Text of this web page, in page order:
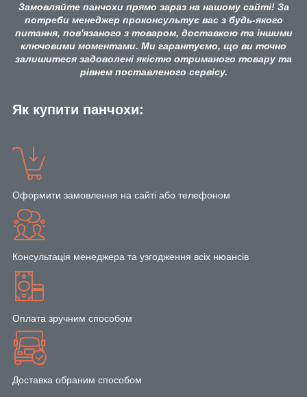
Замовляйте панчохи прямо зараз на нашому сайті! За
потреби менеджер проконсультує вас з будь-якого
питання, пов'язаного з товаром, доставкою та іншими
ключовими моментами. Ми гарантуємо, що ви точно
залишитеся задоволені якістю отриманого товару та
рівнем поставленого сервісу.
Як купити панчохи:
Оформити замовлення на сайті або телефоном
Консультація менеджера та узгодження всіх нюансів
Оплата зручним способом
Доставка обраним способом